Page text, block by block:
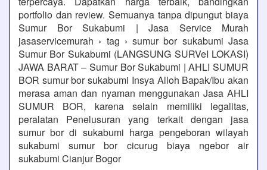
portfolio dan review. Semuanya tanpa dipungut biaya
Sumur Bor Sukabumi | Jasa Service Murah
jasaservicemurah › tag › sumur bor sukabumi Jasa
Sumur Bor Sukabumi (LANGSUNG SURVeI LOKASI)
JAWA BARAT – Sumur Bor Sukabumi | AHLI SUMUR
BOR sumur bor sukabumi Insya Alloh Bapak/Ibu akan
merasa aman dan nyaman menggunakan Jasa AHLI
SUMUR BOR, karena selain memiliki legalitas,
peralatan Penelusuran yang terkait dengan jasa
sumur bor di sukabumi harga pengeboran wilayah
sukabumi sumur bor cicurug biaya ngebor air
sukabumi Cianjur Bogor